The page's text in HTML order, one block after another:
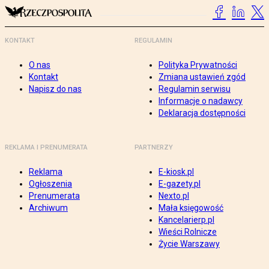
KONTAKT
O nas
Kontakt
Napisz do nas
REGULAMIN
Polityka Prywatności
Zmiana ustawień zgód
Regulamin serwisu
Informacje o nadawcy
Deklaracja dostępności
REKLAMA I PRENUMERATA
Reklama
Ogłoszenia
Prenumerata
Archiwum
PARTNERZY
E-kiosk.pl
E-gazety.pl
Nexto.pl
Mała księgowość
Kancelarierp.pl
Wieści Rolnicze
Życie Warszawy